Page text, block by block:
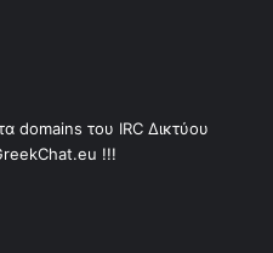
domains του IRC Δικτύου
!!!